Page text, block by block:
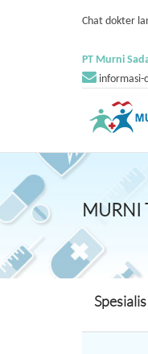
Chat dokter
PT Murni
MURNI